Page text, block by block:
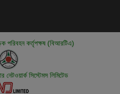
পরিবহন কর্তৃপক্ষ (বিআরটিএ)
নেটওয়ার্ক সিস্টেমস লিমিটেড